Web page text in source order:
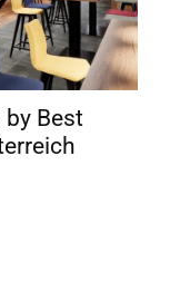
by Best